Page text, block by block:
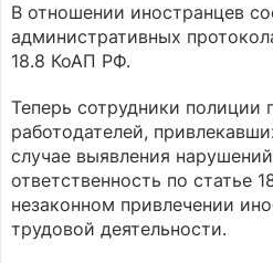
В отношении иностранцев
административных
18.8 КоАП РФ.
Теперь сотрудники полиции
работодателей,
случае выявления
ответственность по статье
незаконном привлечении
трудовой деятельности.